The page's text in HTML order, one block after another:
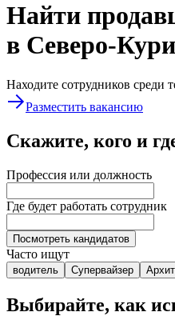
Найти
в Северо-
Находите сотрудников среди
Разместить вакансию
Скажите, кого и
Профессия или должность
Где будет работать сотрудник
Посмотреть кандидатов
Часто ищут
водитель Супервайзер
Выбирайте, как